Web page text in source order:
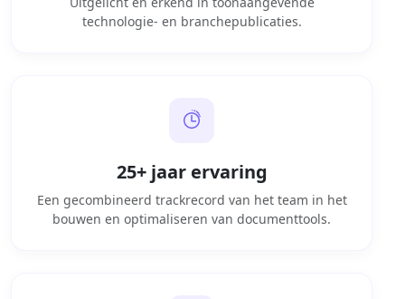
technologie- en branchepublicaties.
25+ jaar ervaring
Een gecombineerd trackrecord van het team in het
bouwen en optimaliseren van documenttools.